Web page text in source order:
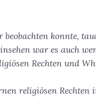
konnte,
war es auch
Rechten und
religiösen Rechten